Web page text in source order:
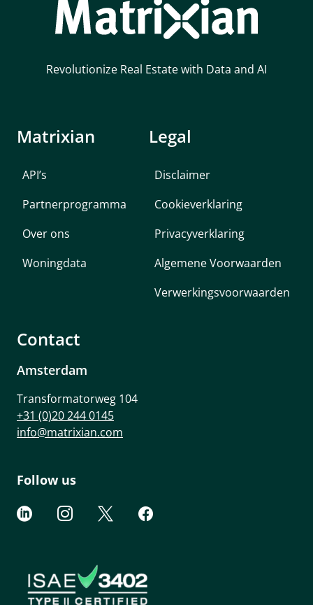
Revolutionize Real Estate with Data and AI
Matrixian
API’s
Partnerprogramma
Over ons
Woningdata
Legal
Disclaimer
Cookieverklaring
Privacyverklaring
Algemene Voorwaarden
Verwerkingsvoorwaarden
Contact
Amsterdam
Transformatorweg 104
+31 (0)20 244 0145
info@matrixian.com
Follow us
   